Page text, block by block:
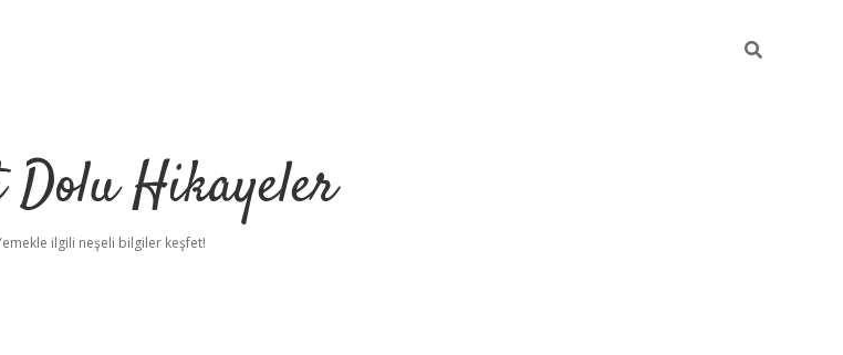
Dolu Hikayeler
ilgili neşeli bilgiler keşfet!